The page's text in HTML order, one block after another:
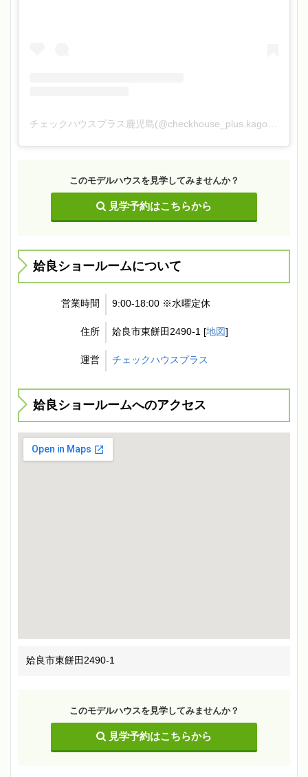
チェックハウスプラス鹿児島(@checkhouse_plus.kagoshima)がシェアした投稿
このモデルハウスを見学してみませんか？
見学予約はこちらから
姶良ショールームについて
営業時間 9:00-18:00 ※水曜定休
住所 姶良市東餅田2490-1 [地図 ]
運営 チェックハウスプラス
姶良ショールームへのアクセス
姶良市東餅田2490-1
このモデルハウスを見学してみませんか？
見学予約はこちらから